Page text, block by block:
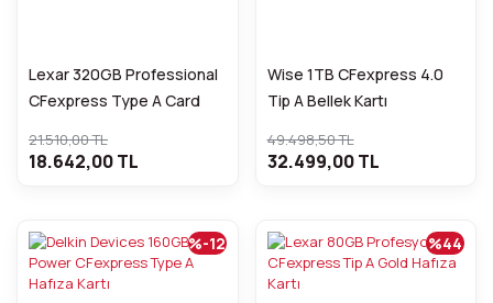
Lexar 320GB Professional
CFexpress Type A Card
21.510,00 TL
18.642,00 TL
Wise 1TB CFexpress 4.0
Tip A Bellek Kartı
49.498,50 TL
32.499,00 TL
%-12 %44